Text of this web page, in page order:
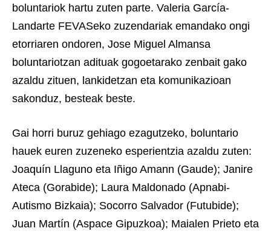
boluntariok hartu zuten parte. Valeria García-
Landarte FEVASeko zuzendariak emandako ongi
etorriaren ondoren, Jose Miguel Almansa
boluntariotzan adituak gogoetarako zenbait gako
azaldu zituen, lankidetzan eta komunikazioan
sakonduz, besteak beste.
Gai horri buruz gehiago ezagutzeko, boluntario
hauek euren zuzeneko esperientzia azaldu zuten:
Joaquín Llaguno eta Iñigo Amann (Gaude); Janire
Ateca (Gorabide); Laura Maldonado (Apnabi-
Autismo Bizkaia); Socorro Salvador (Futubide);
Juan Martín (Aspace Gipuzkoa); Maialen Prieto eta